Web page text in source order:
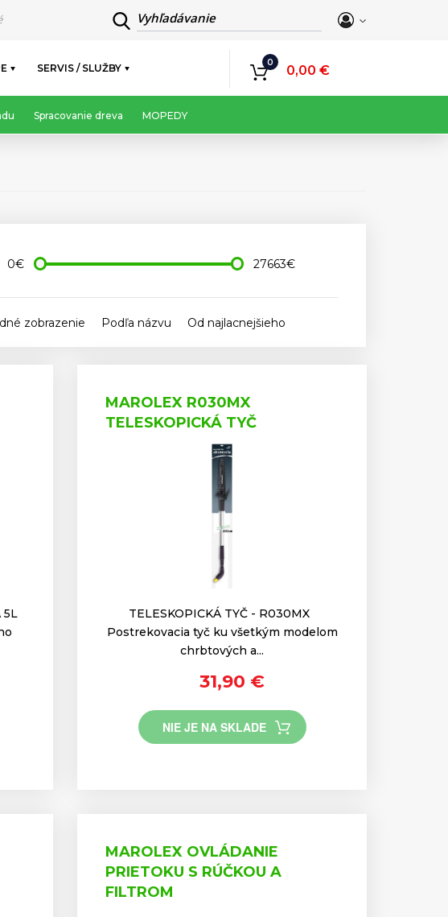
Vyhľadávanie
SERVIS / SLUŽBY
0
0,00 €
Spracovanie dreva MOPEDY
0€ 27663€
zobrazenie Podľa názvu Od najlacnejšieho
5L
MAROLEX R030MX
TELESKOPICKÁ TYČ
TELESKOPICKÁ TYČ - R030MX
Postrekovacia tyč ku všetkým modelom
chrbtových a...
31,90 €
NIE JE NA SKLADE
MAROLEX OVLÁDANIE
PRIETOKU S RÚČKOU A
FILTROM